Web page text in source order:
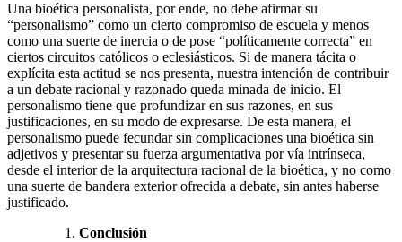
Una bioética personalista, por ende, no debe afirmar su
“personalismo” como un cierto compromiso de escuela y menos
como una suerte de inercia o de pose “políticamente correcta” en
ciertos circuitos católicos o eclesiásticos. Si de manera tácita o
explícita esta actitud se nos presenta, nuestra intención de contribuir
a un debate racional y razonado queda minada de inicio. El
personalismo tiene que profundizar en sus razones, en sus
justificaciones, en su modo de expresarse. De esta manera, el
personalismo puede fecundar sin complicaciones una bioética sin
adjetivos y presentar su fuerza argumentativa por vía intrínseca,
desde el interior de la arquitectura racional de la bioética, y no como
una suerte de bandera exterior ofrecida a debate, sin antes haberse
justificado.
Conclusión